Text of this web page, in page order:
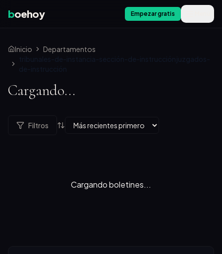
boehoy Empezar gratis
Inicio
Departamentos
tribunales-de-instancia-sección-de-instrucciónjuzgados-
de-instrucción
Cargando...
Filtros
Cargando boletines...